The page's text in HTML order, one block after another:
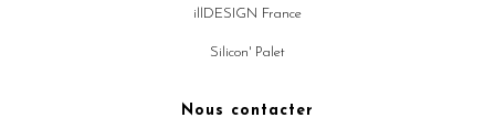
illDESIGN France
Silicon' Palet
Nous contacter